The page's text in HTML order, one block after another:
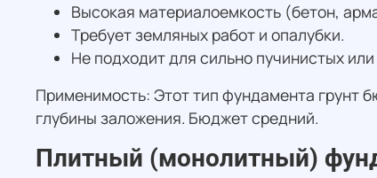
Высокая материалоемкость (бетон,
Требует земляных работ и опалубки.
Не подходит для сильно пучинистых
Применимость: Этот тип фундамента грунт
глубины заложения. Бюджет средний.
Плитный (монолитный)